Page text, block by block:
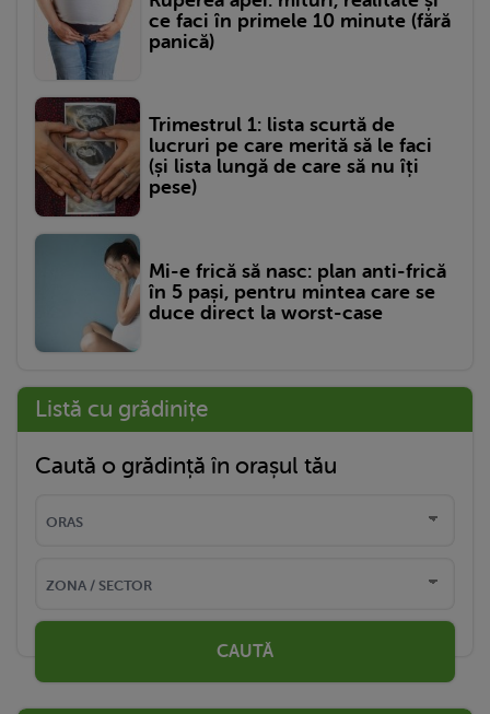
ce faci în primele 10 minute (fără
panică)
Trimestrul 1: lista scurtă de
lucruri pe care merită să le faci
(și lista lungă de care să nu îți
pese)
Mi-e frică să nasc: plan anti-frică
în 5 pași, pentru mintea care se
duce direct la worst-case
Listă cu grădinițe
Caută o grădință în orașul tău
CAUTĂ